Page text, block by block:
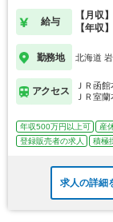
給与
【月収
【年収
勤務地 北海道
アクセス
ＪＲ函
ＪＲ室
年収500万円以上可 産
登録販売者の求人
積極
求人の詳細